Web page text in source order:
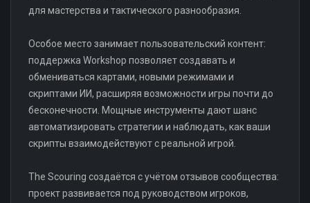
для мастерства и тактического разнообразия.
Особое место занимает пользовательский контент:
поддержка Workshop позволяет создавать и
обмениваться картами, новыми режимами и
скриптами ИИ, расширяя возможности игры почти до
бесконечности. Мощные инструменты дают шанс
автоматизировать стратегии и наблюдать, как ваши
скрипты взаимодействуют с реальной игрой.
The Scouring создаётся с учётом отзывов сообщества:
проект развивается под руководством игроков,